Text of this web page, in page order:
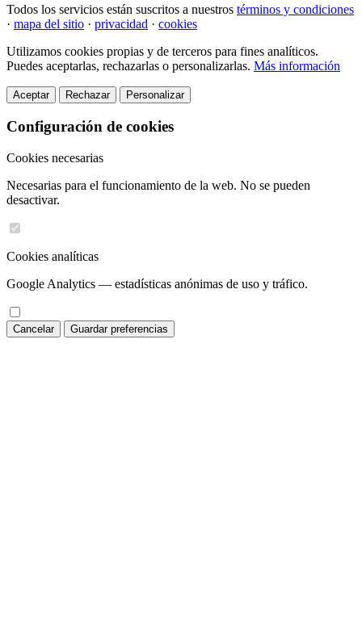
Todos los servicios están suscritos a nuestros términos y condiciones
· mapa del sitio · privacidad · cookies
Utilizamos cookies propias y de terceros para fines analíticos.
Puedes aceptarlas, rechazarlas o personalizarlas. Más información
Aceptar Rechazar Personalizar
Configuración de cookies
Cookies necesarias
Necesarias para el funcionamiento de la web. No se pueden
desactivar.
Cookies analíticas
Google Analytics — estadísticas anónimas de uso y tráfico.
Cancelar Guardar preferencias